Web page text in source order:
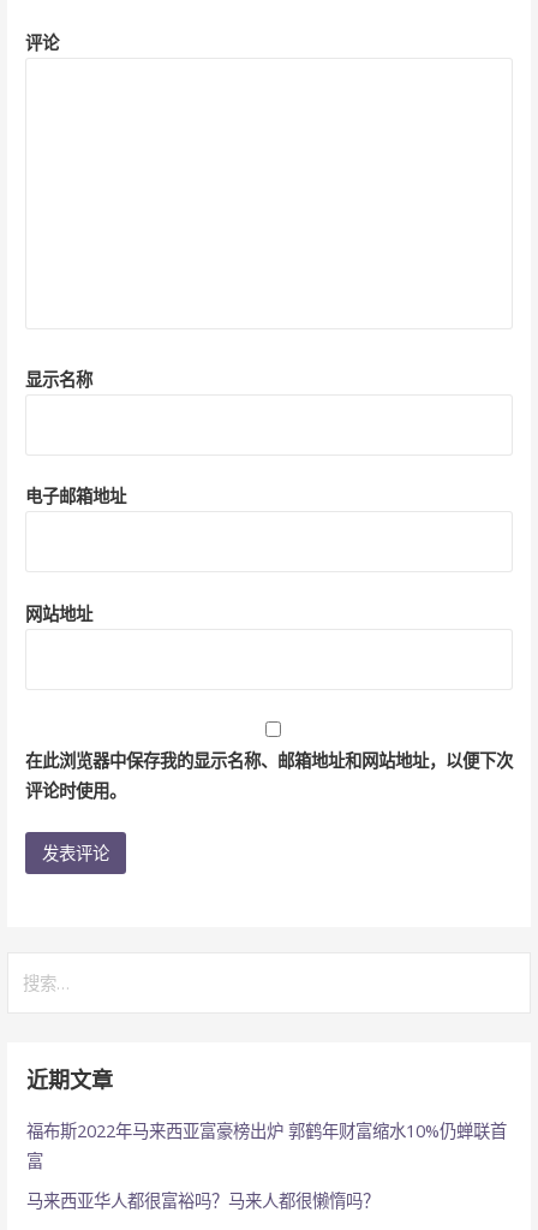
评论
显示名称
电子邮箱地址
网站地址
在此浏览器中保存我的显示名称、邮箱地址和网站地址，以便下次
评论时使用。
索：
近期文章
福布斯2022年马来西亚富豪榜出炉 郭鹤年财富缩水10%仍蝉联首
富
马来西亚华人都很富裕吗？马来人都很懒惰吗？